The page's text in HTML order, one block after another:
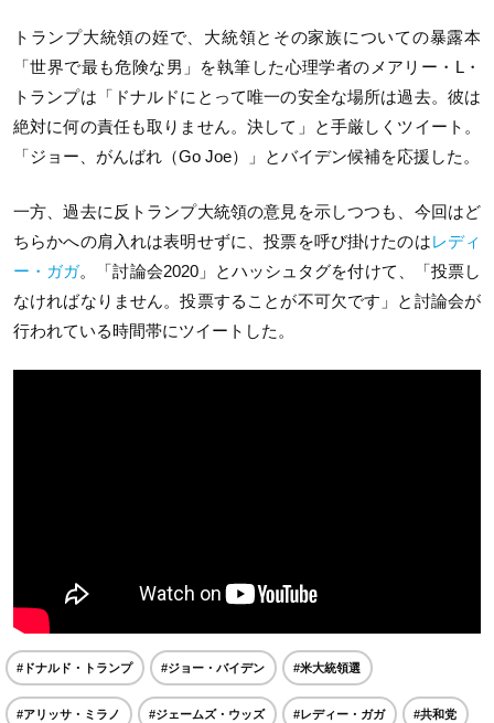
トランプ大統領の姪で、大統領とその家族についての暴露本
「世界で最も危険な男」を執筆した心理学者のメアリー・L・
トランプは「ドナルドにとって唯一の安全な場所は過去。彼は
絶対に何の責任も取りません。決して」と手厳しくツイート。
「ジョー、がんばれ（Go Joe）」とバイデン候補を応援した。
一方、過去に反トランプ大統領の意見を示しつつも、今回はど
ちらかへの肩入れは表明せずに、投票を呼び掛けたのはレディ
ー・ガガ。「討論会2020」とハッシュタグを付けて、「投票し
なければなりません。投票することが不可欠です」と討論会が
行われている時間帯にツイートした。
#ドナルド・トランプ #ジョー・バイデン #米大統領選
#アリッサ・ミラノ #ジェームズ・ウッズ #レディー・ガガ #共和党